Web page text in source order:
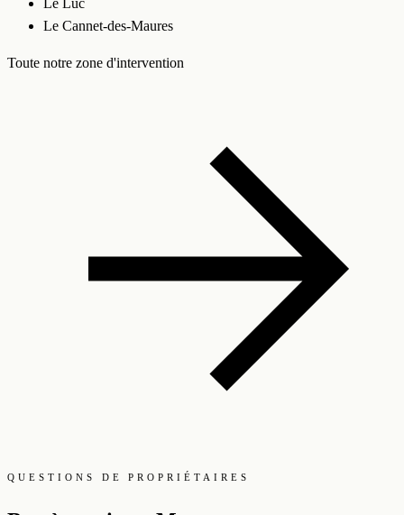
Le Luc
Le Cannet-des-Maures
Toute notre zone d'intervention
QUESTIONS DE PROPRIÉTAIRES